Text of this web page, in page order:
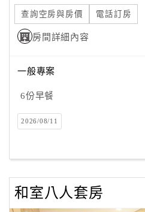
查詢空房與房價 電話訂房
房間詳細內容
一般專案
6份早餐
2026/08/11
和室八人套房